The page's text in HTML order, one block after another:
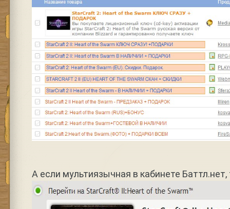
А если мультиязычная в кабинете Баттл.нет,